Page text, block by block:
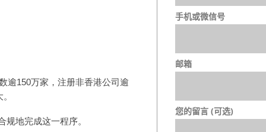
逾150万家，注册非香港公司逾
地完成这一程序。
手机或微信号
邮箱
您的留言 (可选)